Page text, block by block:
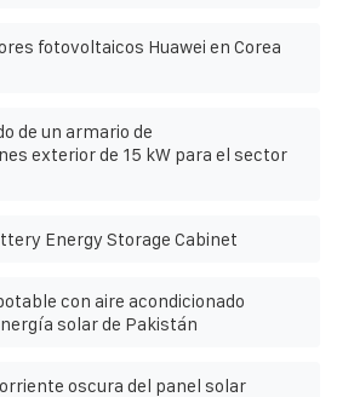
fotovoltaicos Huawei en Corea
de un armario de
exterior de 15 kW para el sector
Energy Storage Cabinet
con aire acondicionado
solar de Pakistán
oscura del panel solar